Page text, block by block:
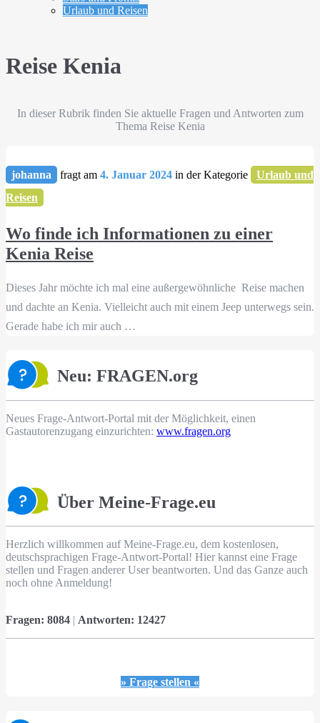
Urlaub und Reisen
Reise Kenia
In dieser Rubrik finden Sie aktuelle Fragen und Antworten zum
Thema Reise Kenia
johanna fragt am 4. Januar 2024 in der Kategorie
Urlaub und
Reisen
Wo finde ich Informationen zu einer
Kenia Reise
Dieses Jahr möchte ich mal eine außergewöhnliche Reise machen
und dachte an Kenia. Vielleicht auch mit einem Jeep unterwegs sein.
Gerade habe ich mir auch …
Neu: FRAGEN.org
Neues Frage-Antwort-Portal mit der Möglichkeit, einen
Gastautorenzugang einzurichten: www.fragen.org
Über Meine-Frage.eu
Herzlich willkommen auf Meine-Frage.eu, dem kostenlosen,
deutschsprachigen Frage-Antwort-Portal! Hier kannst eine Frage
stellen und Fragen anderer User beantworten. Und das Ganze auch
noch ohne Anmeldung!
Fragen: 8084 | Antworten: 12427
» Frage stellen «